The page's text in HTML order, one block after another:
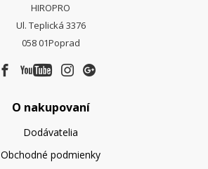
HIROPRO
Ul. Teplická 3376
058 01Poprad
O nakupovaní
Dodávatelia
Obchodné podmienky